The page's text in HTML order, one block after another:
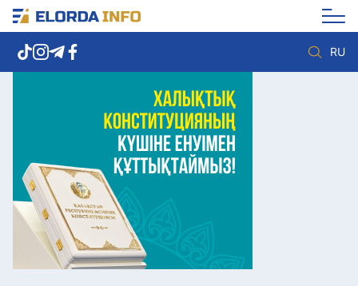
RU
Елорда жаңалықтары
Көзқарас
Саясат
Видео
Әлеумет
Экономика
Спорт
Мәдениет